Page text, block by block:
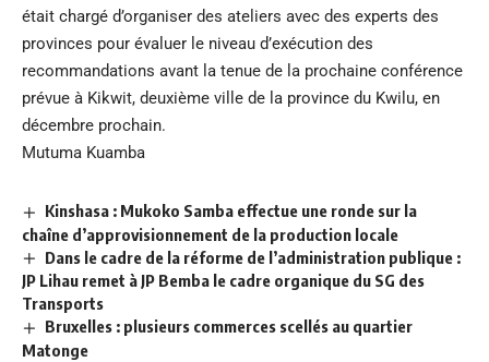
était chargé d’organiser des ateliers avec des experts des
provinces pour évaluer le niveau d’exécution des
recommandations avant la tenue de la prochaine conférence
prévue à Kikwit, deuxième ville de la province du Kwilu, en
décembre prochain.
Mutuma Kuamba
Kinshasa : Mukoko Samba effectue une ronde sur la
chaîne d’approvisionnement de la production locale
Dans le cadre de la réforme de l’administration publique :
JP Lihau remet à JP Bemba le cadre organique du SG des
Transports
Bruxelles : plusieurs commerces scellés au quartier
Matonge